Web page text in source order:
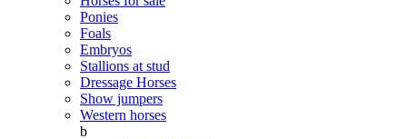
Ponies
Foals
Embryos
Stallions at stud
Dressage Horses
Show jumpers
Western horses
b